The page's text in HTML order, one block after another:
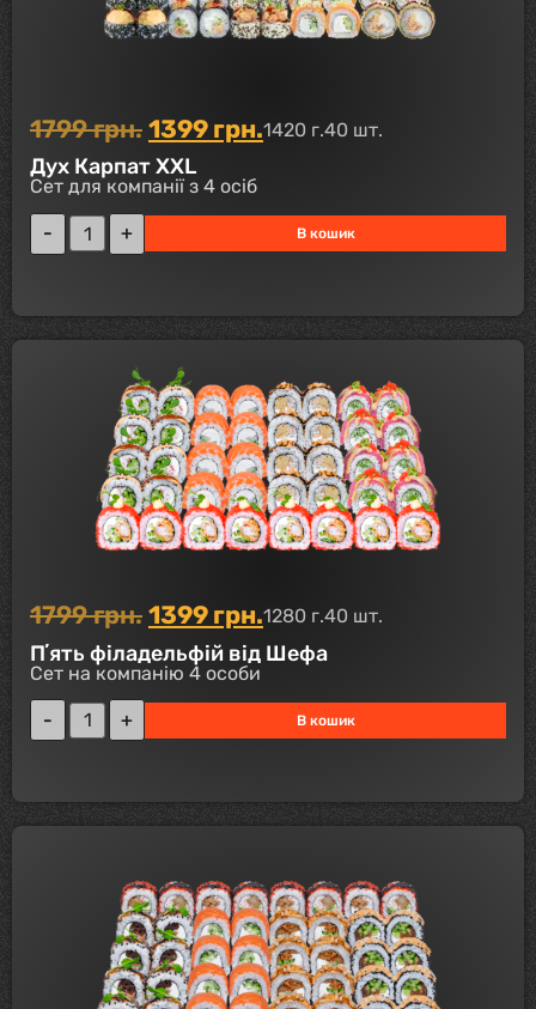
1799грн. 1399 грн.1420 г.40 шт.
Дух Карпат XXL
Сет для компанії з 4 осіб
В кошик
1799грн. 1399 грн.1280 г.40 шт.
Пʼять філадельфій від Шефа
Сет на компанію 4 особи
В кошик